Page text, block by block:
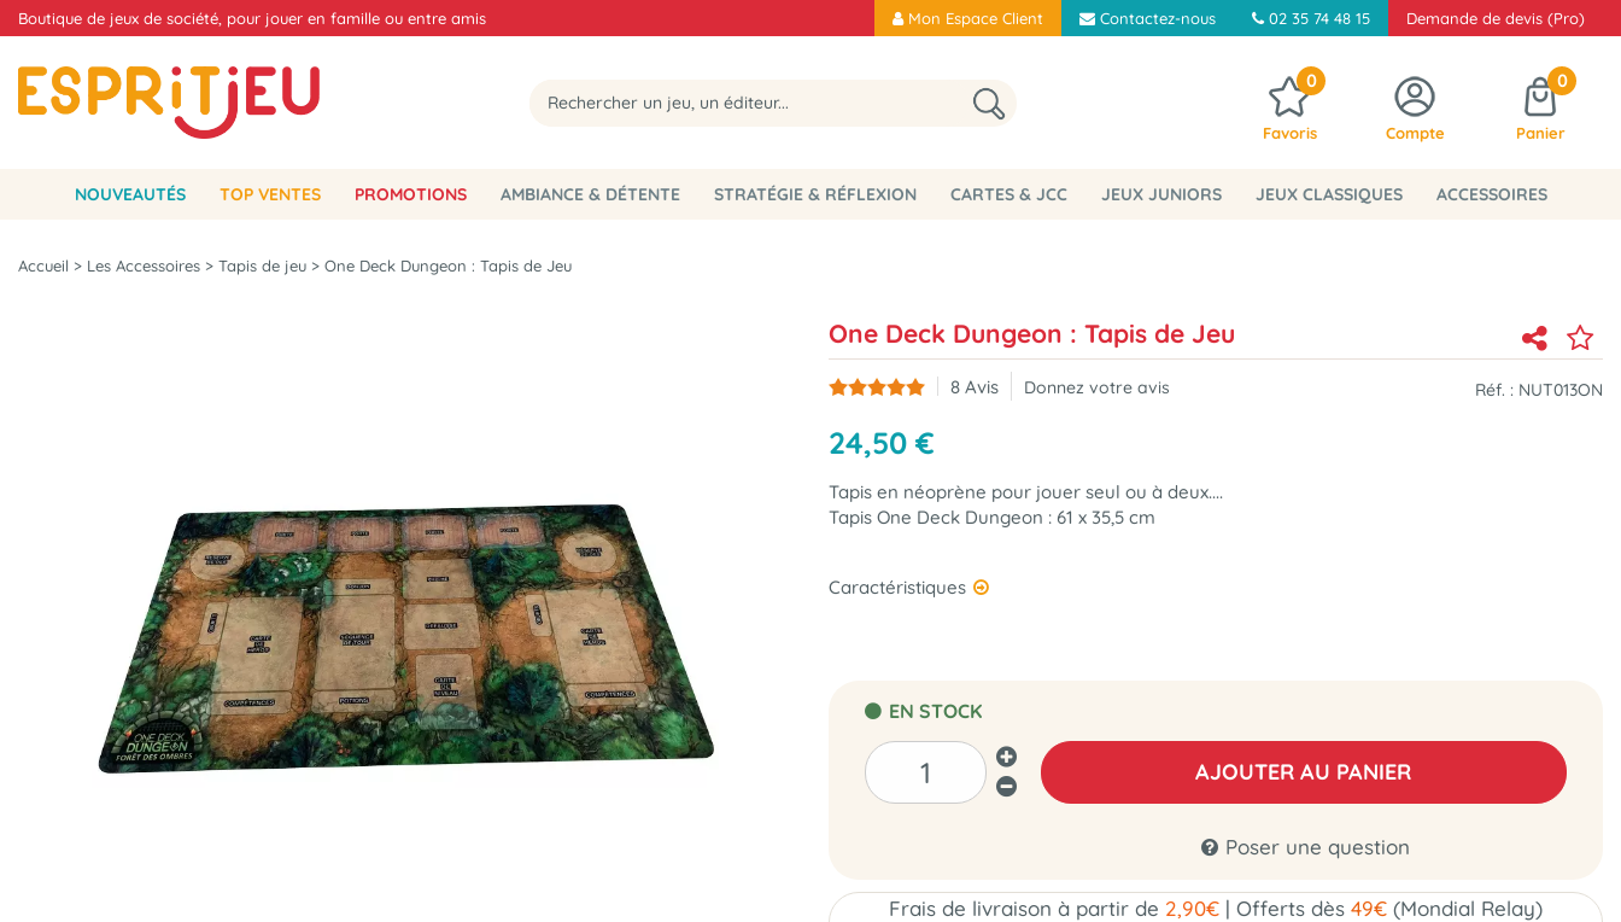
Boutique de jeux de société, pour jouer en famille ou entre amis Mon Espace Client Contactez-nous 02 35 74 48 15 Demande de devis (Pro)
0
Favoris Compte
0
Panier
NOUVEAUTÉS TOP VENTES PROMOTIONS AMBIANCE & DÉTENTE STRATÉGIE & RÉFLEXION CARTES & JCC JEUX JUNIORS JEUX CLASSIQUES ACCESSOIRES
Accueil > Les Accessoires > Tapis de jeu > One Deck Dungeon : Tapis de Jeu
One Deck Dungeon : Tapis de Jeu
8 Avis Donnez votre avis Réf. : NUT013ON
24,50 €
Tapis en néoprène pour jouer seul ou à deux....
Tapis One Deck Dungeon : 61 x 35,5 cm
Caractéristiques
EN STOCK
AJOUTER AU PANIER
Poser une question
Frais de livraison à partir de 2,90€ | Offerts dès 49€ (Mondial Relay)